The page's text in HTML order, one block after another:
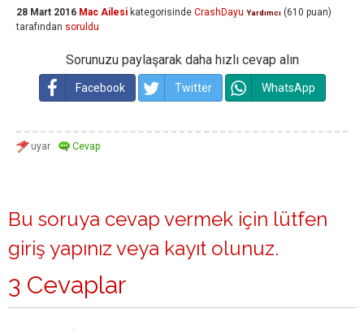
28 Mart 2016 Mac Ailesi kategorisinde CrashDayu Yardımcı (610 puan)
tarafından soruldu
Sorunuzu paylaşarak daha hızlı cevap alın
Facebook Twitter WhatsApp
Bu soruya cevap vermek için lütfen
giriş yapınız veya kayıt olunuz.
3 Cevaplar